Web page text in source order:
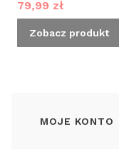
Cena promocyjna
79,99 zł
Zobacz produkt
Linki w
MOJE KONTO